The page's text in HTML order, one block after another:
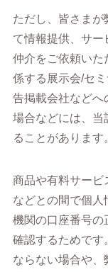
ただし、皆さまが
て情報提供、サー
仲介をご依頼いた
係する展示会/セ
告掲載会社などへ
場合などには、当
ることがあります
商品や有料サービ
などとの間で個人
機関の口座番号の
確認するためです
ならない場合や、